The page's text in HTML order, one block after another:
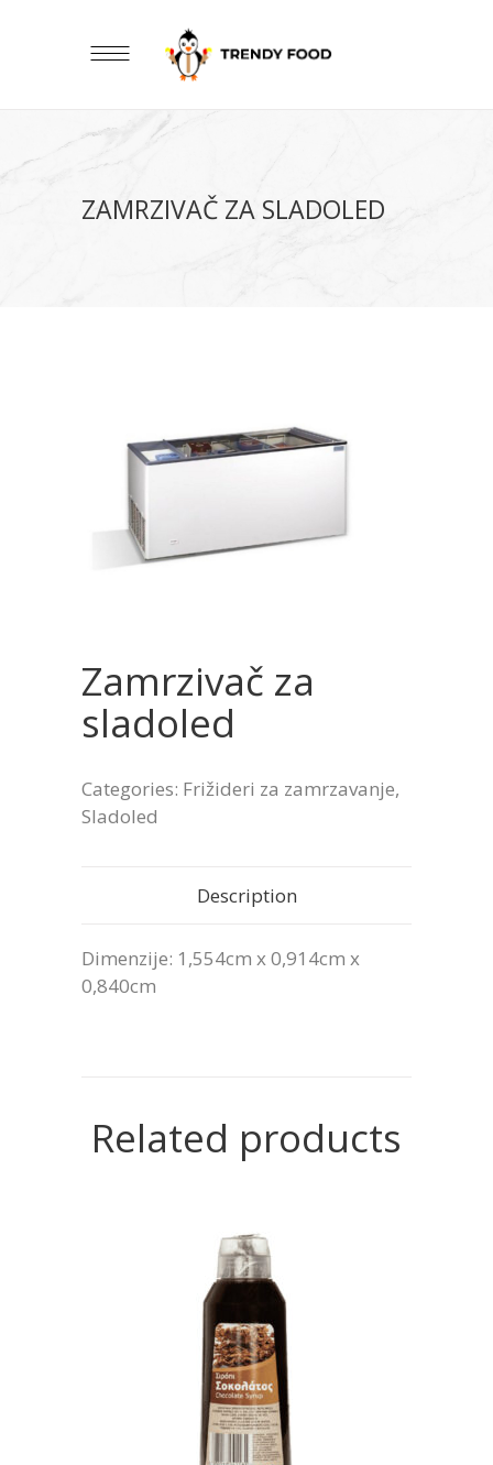
ZAMRZIVAČ ZA SLADOLED
Zamrzivač za
sladoled
Categories: Frižideri za zamrzavanje,
Sladoled
Description
Dimenzije: 1,554cm x 0,914cm x
0,840cm
Related products
READ MORE